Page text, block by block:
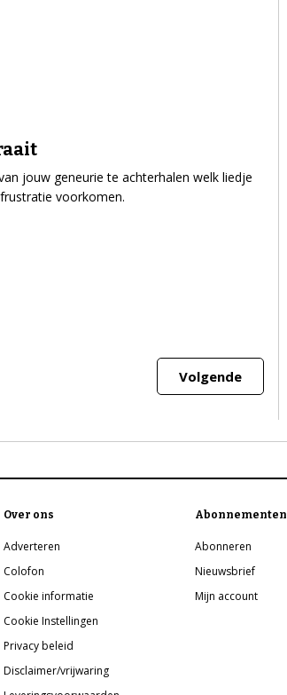
jouw geneurie te achterhalen welk liedje
voorkomen.
Volgende
Over ons
Adverteren
Colofon
Cookie informatie
Cookie Instellingen
Privacy beleid
Disclaimer/vrijwaring
Abonnementen
Abonneren
Nieuwsbrief
Mijn account